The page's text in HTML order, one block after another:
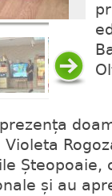
Șteopoaie,
și au